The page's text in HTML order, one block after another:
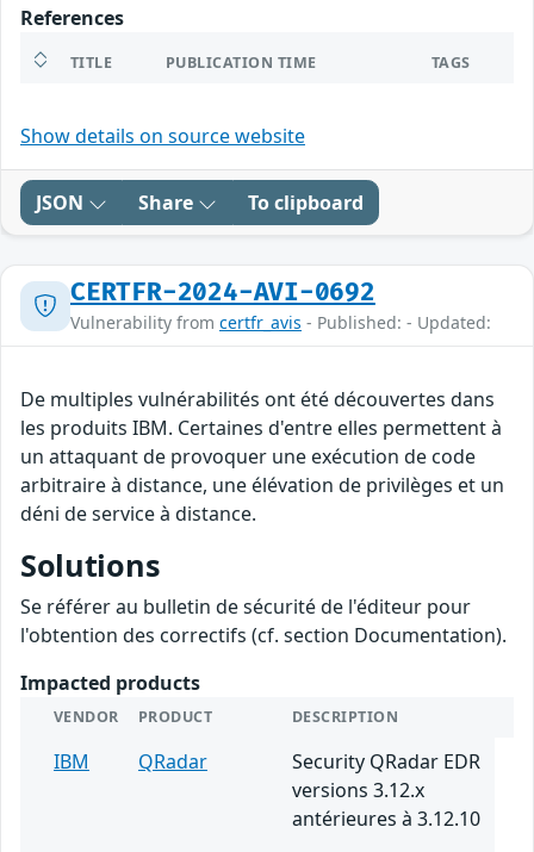
References
TITLE PUBLICATION TIME TAGS
Show details on source website
JSON Share To clipboard
CERTFR-2024-AVI-0692
Vulnerability from certfr_avis - Published: - Updated:
De multiples vulnérabilités ont été découvertes dans
les produits IBM. Certaines d'entre elles permettent à
un attaquant de provoquer une exécution de code
arbitraire à distance, une élévation de privilèges et un
déni de service à distance.
Solutions
Se référer au bulletin de sécurité de l'éditeur pour
l'obtention des correctifs (cf. section Documentation).
Impacted products
VENDOR PRODUCT DESCRIPTION
IBM QRadar
Security QRadar EDR
versions 3.12.x
antérieures à 3.12.10